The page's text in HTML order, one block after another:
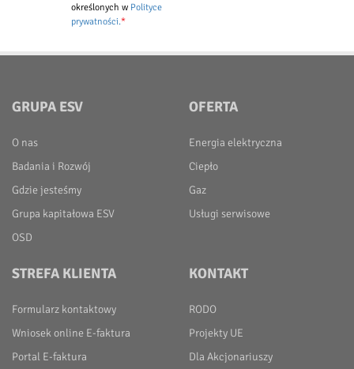
określonych w Polityce
prywatności.*
GRUPA ESV
O nas
Badania i Rozwój
Gdzie jesteśmy
Grupa kapitałowa ESV
OSD
OFERTA
Energia elektryczna
Ciepło
Gaz
Usługi serwisowe
STREFA KLIENTA
Formularz kontaktowy
Wniosek online E-faktura
Portal E-faktura
KONTAKT
RODO
Projekty UE
Dla Akcjonariuszy